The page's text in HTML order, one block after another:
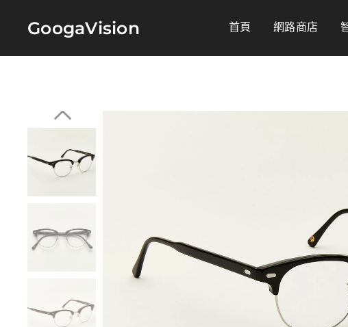
GoogaVision 首頁 網路商店